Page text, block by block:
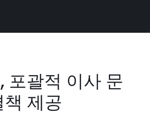
포괄적 이사 문
제공